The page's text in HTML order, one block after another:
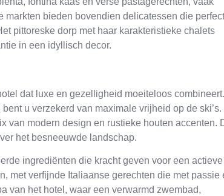
markten bieden bovendien delicatessen die perfect
pittoreske dorp met haar karakteristieke chalets
in een idyllisch decor.
dat luxe en gezelligheid moeiteloos combineert.
u verzekerd van maximale vrijheid op de ski’s.
van modern design en rustieke houten accenten.
het besneeuwde landschap.
ingrediënten die kracht geven voor een actieve
met verfijnde Italiaanse gerechten die met passie
van het hotel, waar een verwarmd zwembad,